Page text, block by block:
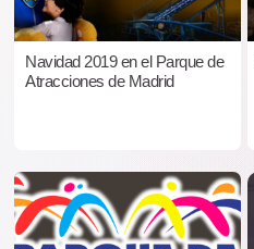
Navidad 2019 en el Parque de
Atracciones de Madrid